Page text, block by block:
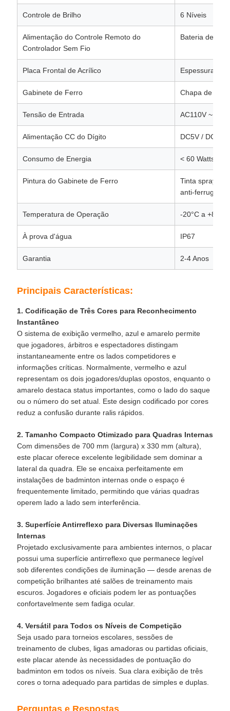
Controle de Brilho 6 Níveis
Alimentação do Controle Remoto do
Controlador Sem Fio
Bateria de 9V
Placa Frontal de Acrílico Espessura
Gabinete de Ferro Chapa de Aço
Tensão de Entrada AC110V ~
Alimentação CC do Dígito DC5V / DC12V
Consumo de Energia < 60 Watts
Pintura do Gabinete de Ferro
Tinta spray
anti-ferrugem
Temperatura de Operação -20°C a +80°C
À prova d'água IP67
Garantia 2-4 Anos
Principais Características:
1. Codificação de Três Cores para Reconhecimento
Instantâneo
O sistema de exibição vermelho, azul e amarelo permite
que jogadores, árbitros e espectadores distingam
instantaneamente entre os lados competidores e
informações críticas. Normalmente, vermelho e azul
representam os dois jogadores/duplas opostos, enquanto o
amarelo destaca status importantes, como o lado do saque
ou o número do set atual. Este design codificado por cores
reduz a confusão durante ralis rápidos.
2. Tamanho Compacto Otimizado para Quadras Internas
Com dimensões de 700 mm (largura) x 330 mm (altura),
este placar oferece excelente legibilidade sem dominar a
lateral da quadra. Ele se encaixa perfeitamente em
instalações de badminton internas onde o espaço é
frequentemente limitado, permitindo que várias quadras
operem lado a lado sem interferência.
3. Superfície Antirreflexo para Diversas Iluminações
Internas
Projetado exclusivamente para ambientes internos, o placar
possui uma superfície antirreflexo que permanece legível
sob diferentes condições de iluminação — desde arenas de
competição brilhantes até salões de treinamento mais
escuros. Jogadores e oficiais podem ler as pontuações
confortavelmente sem fadiga ocular.
4. Versátil para Todos os Níveis de Competição
Seja usado para torneios escolares, sessões de
treinamento de clubes, ligas amadoras ou partidas oficiais,
este placar atende às necessidades de pontuação do
badminton em todos os níveis. Sua clara exibição de três
cores o torna adequado para partidas de simples e duplas.